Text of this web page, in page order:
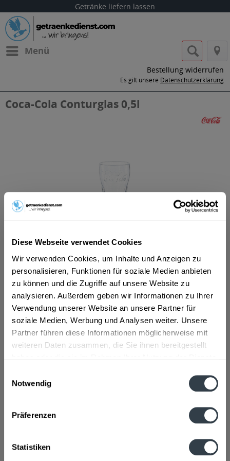
Diese Webseite verwendet Cookies
Wir verwenden Cookies, um Inhalte und Anzeigen zu
personalisieren, Funktionen für soziale Medien anbieten
zu können und die Zugriffe auf unsere Website zu
analysieren. Außerdem geben wir Informationen zu Ihrer
Verwendung unserer Website an unsere Partner für
soziale Medien, Werbung und Analysen weiter. Unsere
Partner führen diese Informationen möglicherweise mit
weiteren Daten zusammen, die Sie ihnen bereitgestellt
Notwendig
Präferenzen
Statistiken
Getränke liefern lassen
Menü
Bestellung widerrufen
Es gilt unsere Datenschutzerklärung
Coca-Cola Conturglas 0,5l
ab 2,00 € *
Inhalt:1 Stück
inkl. MwSt.ggf. zzgl. Erschwerniszuschlag
Vorrätig
In denWarenkorb
Artikel-Nr.:
37102
Beschreibung
Coca-Cola Erfrischungsgetränke GmbH, Stralauer Allee 4, D-
10245 Berlin, Tel. ++49 (30) 9204-01